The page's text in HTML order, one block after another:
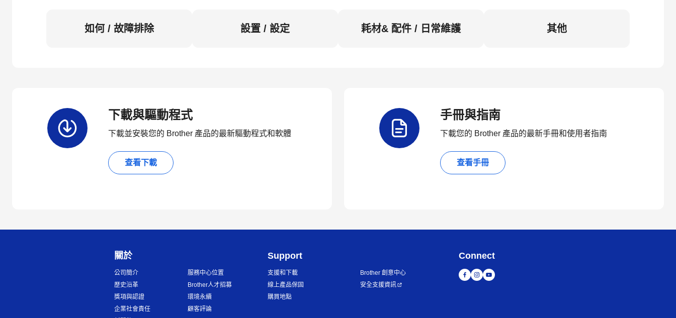
如何 / 故障排除 設置 / 設定 耗材& 配件 / 日常維護 其他
下載與驅動程式
下載並安裝您的 Brother 產品的最新驅動程式和軟體
查看下載
手冊與指南
下載您的 Brother 產品的最新手冊和使用者指南
查看手冊
關於
公司簡介
歷史沿革
獎項與認證
企業社會責任
服務中心位置
Brother人才招募
環境永續
顧客評論
Support
支援和下載
線上產品保固
購買地點
Brother 創意中心
安全支援資訊
Connect